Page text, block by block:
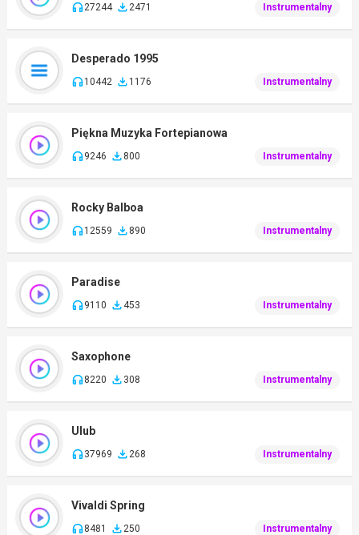
27244 2471 Instrumentalny
Desperado 1995
10442 1176 Instrumentalny
Piękna Muzyka Fortepianowa
9246 800 Instrumentalny
Rocky Balboa
12559 890 Instrumentalny
Paradise
9110 453 Instrumentalny
Saxophone
8220 308 Instrumentalny
Ulub
37969 268 Instrumentalny
Vivaldi Spring
8481 250 Instrumentalny